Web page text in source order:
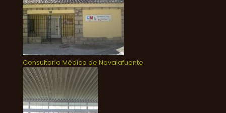
Consultorio Médico de Navalafuente